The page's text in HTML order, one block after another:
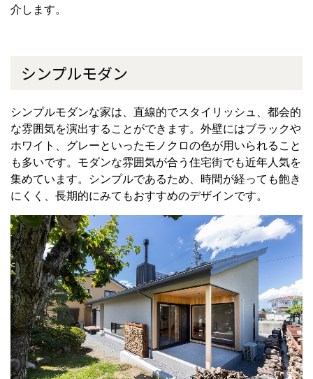
介します。
シンプルモダン
シンプルモダンな家は、直線的でスタイリッシュ、都会的
な雰囲気を演出することができます。外壁にはブラックや
ホワイト、グレーといったモノクロの色が用いられること
も多いです。モダンな雰囲気が合う住宅街でも近年人気を
集めています。シンプルであるため、時間が経っても飽き
にくく、長期的にみてもおすすめのデザインです。